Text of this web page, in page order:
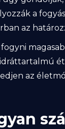
a
az
az